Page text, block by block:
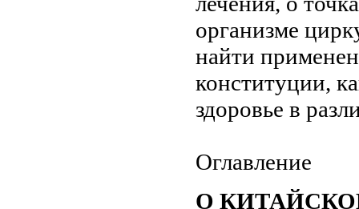
организме
найти
конституции,
здоровье в
Оглавление
О